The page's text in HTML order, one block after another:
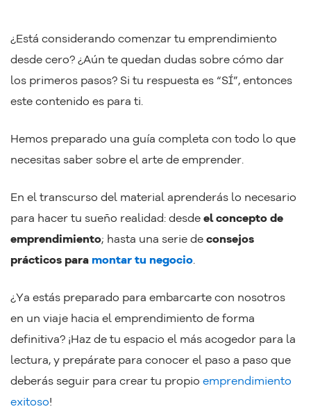
¿Está considerando comenzar tu emprendimiento
desde cero? ¿Aún te quedan dudas sobre cómo dar
los primeros pasos? Si tu respuesta es “SÍ”, entonces
este contenido es para ti.
Hemos preparado una guía completa con todo lo que
necesitas saber sobre el arte de emprender.
En el transcurso del material aprenderás lo necesario
para hacer tu sueño realidad: desde el concepto de
emprendimiento; hasta una serie de consejos
prácticos para montar tu negocio.
¿Ya estás preparado para embarcarte con nosotros
en un viaje hacia el emprendimiento de forma
definitiva? ¡Haz de tu espacio el más acogedor para la
lectura, y prepárate para conocer el paso a paso que
deberás seguir para crear tu propio emprendimiento
exitoso!